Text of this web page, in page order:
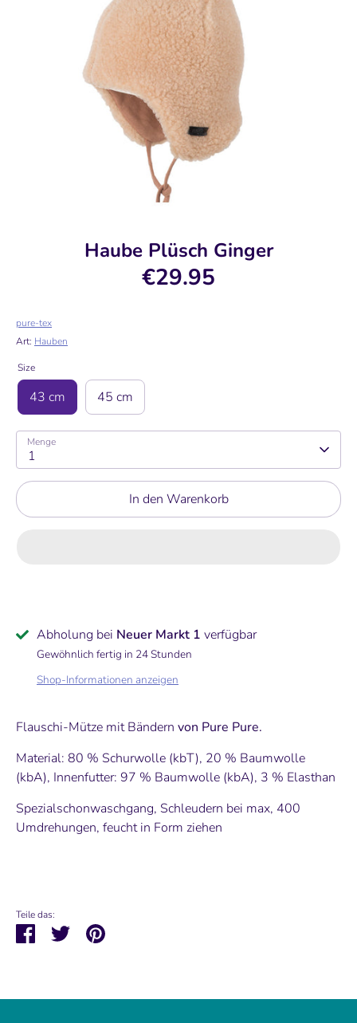
Haube Plüsch Ginger
€29.95
pure-tex
Art: Hauben
Size
43 cm 45 cm
Menge
1
In den Warenkorb
Abholung bei Neuer Markt 1 verfügbar
Gewöhnlich fertig in 24 Stunden
Shop-Informationen anzeigen
Flauschi-Mütze mit Bändern von Pure Pure.
Material: 80 % Schurwolle (kbT), 20 % Baumwolle
(kbA), Innenfutter: 97 % Baumwolle (kbA), 3 % Elasthan
Spezialschonwaschgang, Schleudern bei max, 400
Umdrehungen, feucht in Form ziehen
Teile das:
TeilenTwitternPinnen